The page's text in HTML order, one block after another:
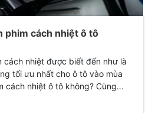
phim cách nhiệt ô tô
cách nhiệt được biết đến như là
tối ưu nhất cho ô tô vào mùa
cách nhiệt ô tô không? Cùng